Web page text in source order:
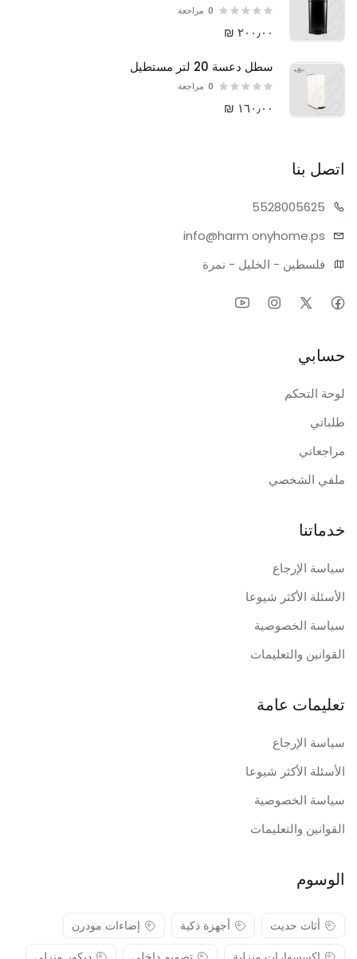
0 مراجعة
٢٠٠٫٠٠ ₪
سطل دعسة 20 لتر مستطيل
0 مراجعة
١٦٠٫٠٠ ₪
اتصل بنا
05625
55280
info@harm onyhome.ps
فلسطين - الخليل - نمرة
حسابي
لوحة التحكم
طلباتي
مراجعاتي
ملفي الشخصي
خدماتنا
سياسة الإرجاع
الأسئلة الأكثر شيوعا
سياسة الخصوصية
القوانين والتعليمات
تعليمات عامة
سياسة الإرجاع
الأسئلة الأكثر شيوعا
سياسة الخصوصية
القوانين والتعليمات
الوسوم
أثاث حديث أجهزة ذكية
إضاءات مودرن